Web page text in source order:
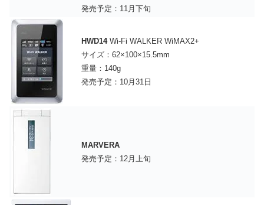
発売予定：11月下旬
HWD14Wi-Fi WALKER WiMAX2+
サイズ：62×100×15.5mm
重量：140g
発売予定：10月31日
MARVERA
発売予定：12月上旬